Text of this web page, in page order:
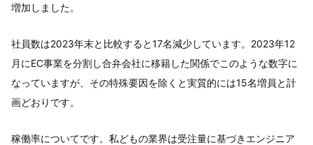
増加しました。
社員数は2023年末と比較すると17名減少しています。2023年12
月にEC事業を分割し合弁会社に移籍した関係でこのような数字に
なっていますが、その特殊要因を除くと実質的には15名増員と計
画どおりです。
稼働率についてです。私どもの業界は受注量に基づきエンジニア